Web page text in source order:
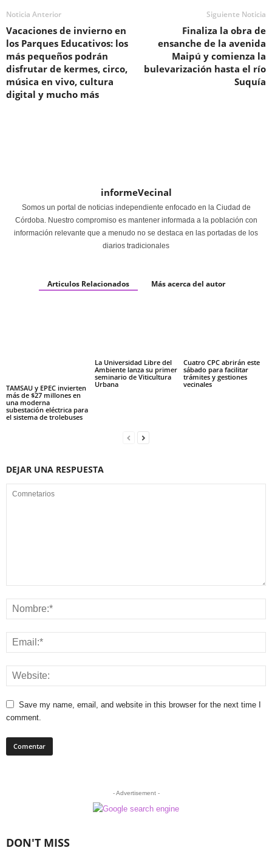
Noticia Anterior
Vacaciones de invierno en
los Parques Educativos: los
más pequeños podrán
disfrutar de kermes, circo,
música en vivo, cultura
digital y mucho más
Siguiente Noticia
Finaliza la obra de
ensanche de la avenida
Maipú y comienza la
bulevarización hasta el río
Suquía
informeVecinal
Somos un portal de noticias independiente enfocado en la Ciudad de
Córdoba. Nuestro compromiso es mantener informada a la población con
información relevante que a menudo no se destaca en las portadas de los
diarios tradicionales
Articulos Relacionados Más acerca del autor
TAMSAU y EPEC invierten
más de $27 millones en
una moderna
subestación eléctrica para
el sistema de trolebuses
La Universidad Libre del
Ambiente lanza su primer
seminario de Viticultura
Urbana
Cuatro CPC abrirán este
sábado para facilitar
trámites y gestiones
vecinales
DEJAR UNA RESPUESTA
Save my name, email, and website in this browser for the next time I
comment.
- Advertisement -
DON'T MISS